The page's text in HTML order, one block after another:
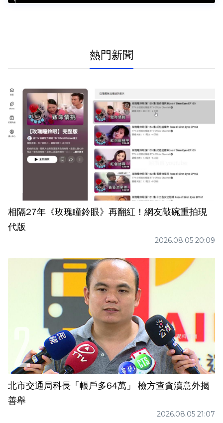
熱門新聞
相隔27年《玫瑰瞳鈴眼》再翻紅！網友敲碗重拍現
代版
2026.08.05 20:09
北市交通局科長「帳戶多64萬」 檢方查貪瀆意外揭
善舉
2026.08.05 21:07